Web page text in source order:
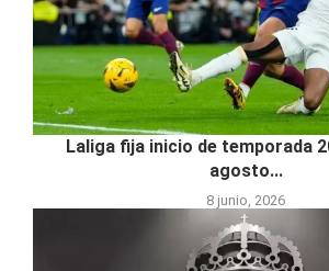
Laliga fija inicio de temporada
agosto...
8 junio, 2026